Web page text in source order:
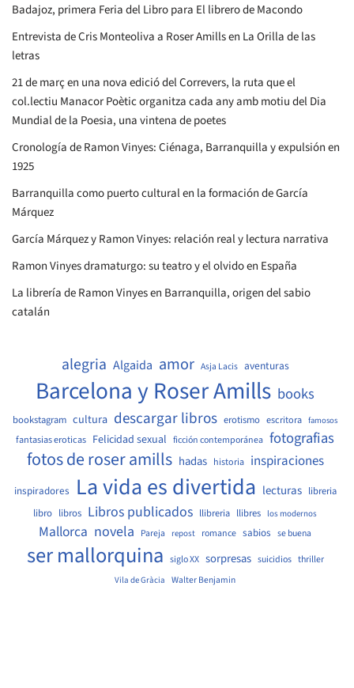
Badajoz, primera Feria del Libro para El librero de Macondo
Entrevista de Cris Monteoliva a Roser Amills en La Orilla de las
letras
21 de març en una nova edició del Correvers, la ruta que el
col.lectiu Manacor Poètic organitza cada any amb motiu del Dia
Mundial de la Poesia, una vintena de poetes
Cronología de Ramon Vinyes: Ciénaga, Barranquilla y expulsión en
1925
Barranquilla como puerto cultural en la formación de García
Márquez
García Márquez y Ramon Vinyes: relación real y lectura narrativa
Ramon Vinyes dramaturgo: su teatro y el olvido en España
La librería de Ramon Vinyes en Barranquilla, origen del sabio
catalán
alegria Algaida amor Asja Lacis aventuras
Barcelona y Roser Amills books
bookstagram cultura descargar libros erotismo escritora famosos
fantasias eroticas Felicidad sexual ficción contemporánea fotografias
fotos de roser amills hadas historia inspiraciones
inspiradores La vida es divertida lecturas libreria
libro libros Libros publicados llibreria llibres los modernos
Mallorca novela Pareja repost romance sabios se buena
ser mallorquina siglo XX sorpresas suicidios thriller
Vila de Gràcia Walter Benjamin